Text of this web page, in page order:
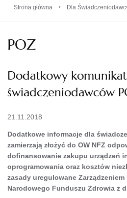
Strona główna › Dla
POZ
Dodatkowy
świadczeniodawców
21.11.2018
Dodatkowe informacje dla
zamierzają złożyć do OW NFZ
dofinansowanie zakupu urządzeń
oprogramowania oraz kosztów
zasady uregulowane Zarządzeniem
Narodowego Funduszu Zdrowia z